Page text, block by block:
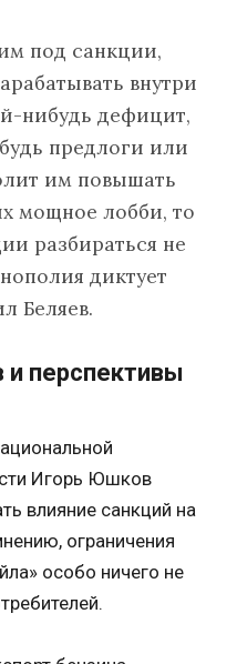
под санкции,
внутри
нибудь дефицит,
предлоги или
им повышать
мощное лобби, то
разбираться не
диктует
Беляев.
и перспективы
Игорь Юшков
влияние санкций на
ограничения
особо ничего не